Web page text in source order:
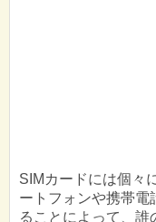
SIMカードには個々
ートフォンや携帯電
ることによって、誰